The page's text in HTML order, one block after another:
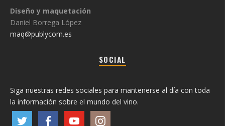
Diseño y maquetación
Daniel Borrega López
maq@publycom.es
SOCIAL
Siga nuestras redes sociales para mantenerse al día con toda
la información sobre el mundo del vino.